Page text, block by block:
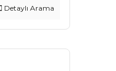
Detaylı Arama